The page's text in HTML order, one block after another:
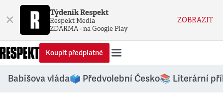
× Týdeník Respekt
Respekt Media
ZDARMA - na Google Play
ZOBRAZIT
Koupit předplatné
Babišova vláda🗳️ Předvolební Česko📚 Literární